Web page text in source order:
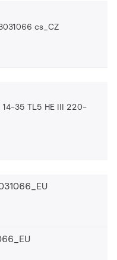
cs_CZ
35 TL5 HE III 220-